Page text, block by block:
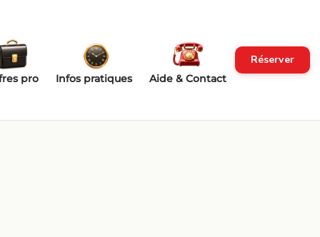
pro Infos pratiques Aide & Contact
Réserver